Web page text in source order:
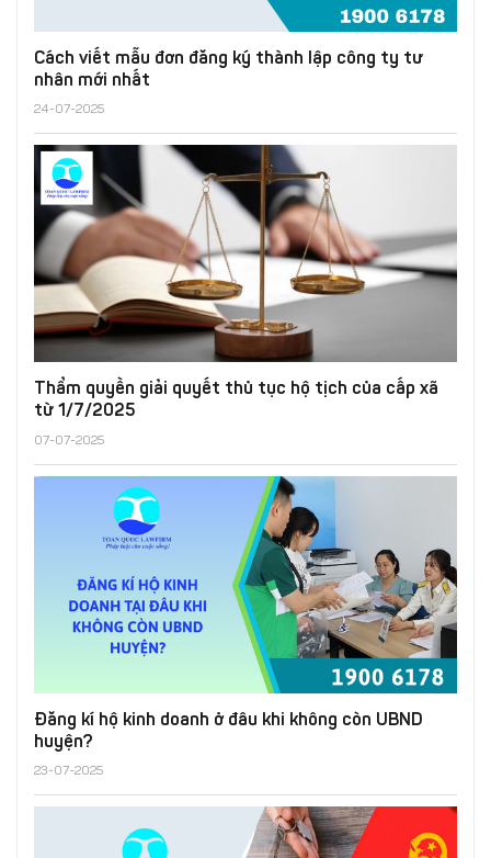
Cách viết mẫu đơn đăng ký thành lập công ty tư
nhân mới nhất
24-07-2025
Thẩm quyền giải quyết thủ tục hộ tịch của cấp xã
từ 1/7/2025
07-07-2025
Đăng kí hộ kinh doanh ở đâu khi không còn UBND
huyện?
23-07-2025